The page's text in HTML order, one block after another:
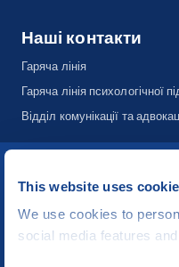
This website uses
We use cookies to
social media features
Наші контакти
Гаряча лінія
Гаряча лінія психологічної
Відділ комунікації та
©People in Need, Šafaříkova
Developed by